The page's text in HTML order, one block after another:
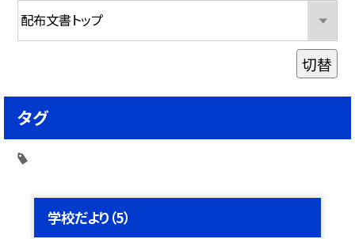
学校だより（5）
切替
タグ